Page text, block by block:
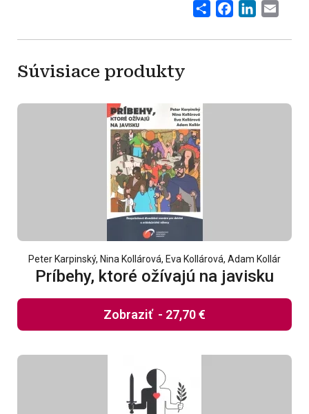
ShareFacebook
Súvisiace produkty
Peter Karpinský, Nina Kollárová, Eva Kollárová, Adam Kollár
Príbehy, ktoré ožívajú na javisku
Zobraziť - 27,70 €